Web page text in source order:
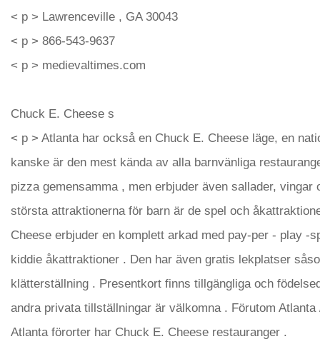
< p > Lawrenceville , GA 30043
< p > 866-543-9637
< p > medievaltimes.com
Chuck E. Cheese s
< p > Atlanta har också en Chuck E. Cheese läge, en
kanske är den mest kända av alla barnvänliga
pizza gemensamma , men erbjuder även sallader, vingar
största attraktionerna för barn är de spel och
Cheese erbjuder en komplett arkad med pay-per - play -
kiddie åkattraktioner . Den har även gratis lekplatser
klätterställning . Presentkort finns tillgängliga och
andra privata tillställningar är välkomna . Förutom
Atlanta förorter har Chuck E. Cheese restauranger .